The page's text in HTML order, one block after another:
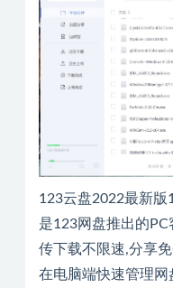
123云盘2022最新版
是123网盘推出的
传下载不限速,分享
在电脑端快速管理网